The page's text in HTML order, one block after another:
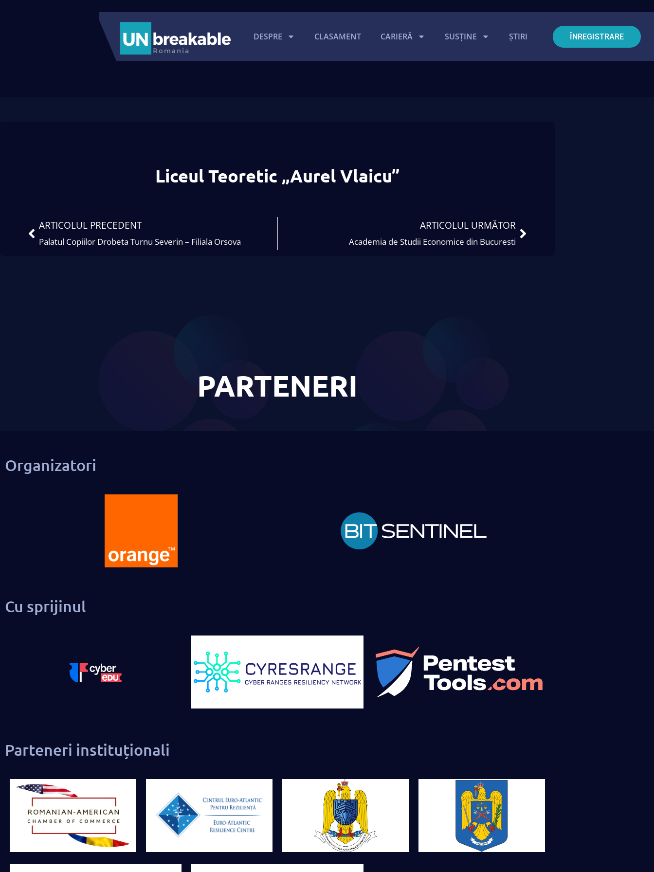
DESPRE CLASAMENT CARIERĂ SUSȚINE ȘTIRI ÎNREGISTRARE
Liceul Teoretic „Aurel Vlaicu”
ARTICOLUL PRECEDENT
Palatul Copiilor Drobeta Turnu Severin – Filiala Orsova
ARTICOLUL URMĂTOR
Academia de Studii Economice din Bucuresti
PARTENERI
Organizatori
Cu sprijinul
Parteneri instituționali